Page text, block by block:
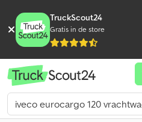
TruckScout24
Gratis in de store